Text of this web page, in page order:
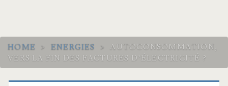
HOME > ENERGIES >
AUTOCONSOMMATION,
VERS LA FIN DES FACTURES D’ÉLECTRICITÉ ?